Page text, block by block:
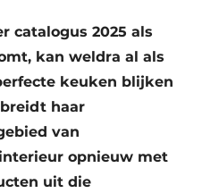
catalogus 2025 als
kan weldra al als
keuken blijken
haar
van
opnieuw met
uit die